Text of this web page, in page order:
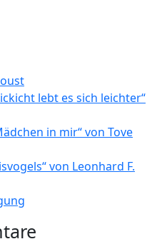
lebt es sich leichter“
in mir“ von Tove
von Leonhard F.